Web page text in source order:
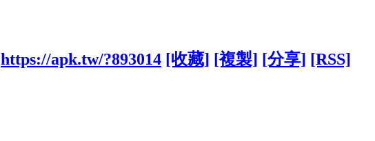
https://apk.tw/?893014 [收藏] [複製] [分享] [RSS]